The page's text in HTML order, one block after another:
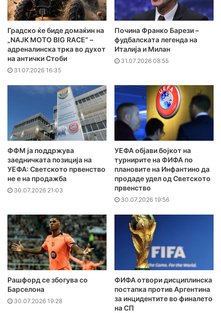
Градско ќе биде домаќин на
„NAJK MOTO BIG RACE“ –
адреналинска трка во духот
на антички Стоби
31.07.2026 16:35
Почина Франко Барези –
фудбалската легенда на
Италија и Милан
31.07.2026 08:55
ФФМ ја поддржува
заедничката позиција на
УЕФА: Светското првенство
не е на продажба
30.07.2026 21:03
УЕФА објави бојкот на
турнирите на ФИФА по
плановите на Инфантино да
продаде удел од Светското
првенство
30.07.2026 19:56
Рашфорд се збогува со
Барселона
30.07.2026 19:28
ФИФА отвори дисциплинска
постапка против Аргентина
за инцидентите во финалето
на СП